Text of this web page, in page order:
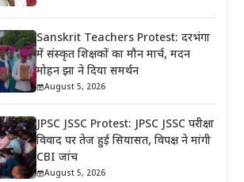
Sanskrit Teachers Protest: दरभंगा
में संस्कृत शिक्षकों का मौन मार्च, मदन
मोहन झा ने दिया समर्थन
August 5, 2026
JPSC JSSC Protest: JPSC JSSC परीक्षा
विवाद पर तेज हुई सियासत, विपक्ष ने मांगी
CBI जांच
August 5, 2026